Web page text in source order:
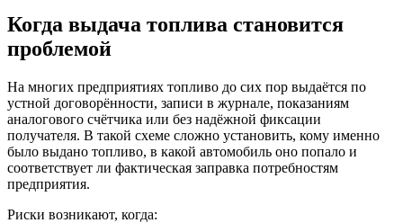
Когда выдача топлива становится
проблемой
На многих предприятиях топливо до сих пор выдаётся по
устной договорённости, записи в журнале, показаниям
аналогового счётчика или без надёжной фиксации
получателя. В такой схеме сложно установить, кому именно
было выдано топливо, в какой автомобиль оно попало и
соответствует ли фактическая заправка потребностям
предприятия.
Риски возникают, когда: